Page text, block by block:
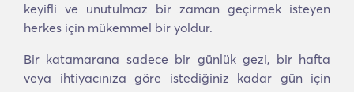
keyifli ve unutulmaz bir zaman geçirmek isteyen
herkes için mükemmel bir yoldur.
Bir katamarana sadece bir günlük gezi, bir hafta
veya ihtiyacınıza göre istediğiniz kadar gün için